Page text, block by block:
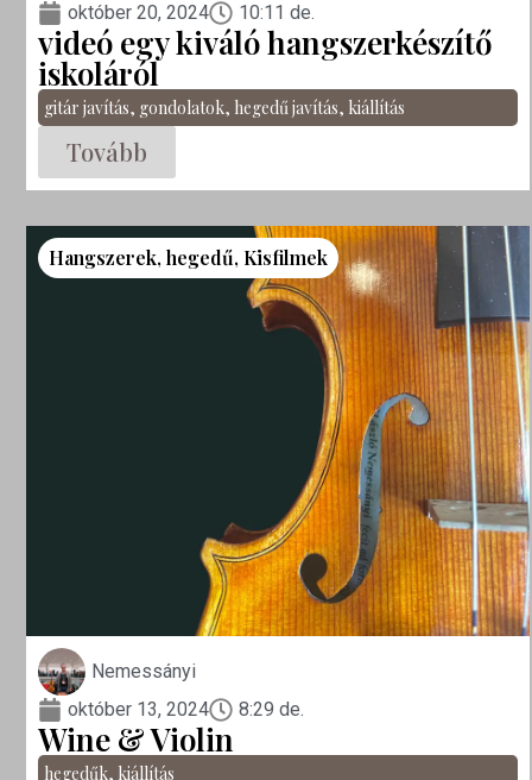
október 20, 2024
10:11 de.
videó egy kiváló hangszerkészítő
iskoláról
gitár javítás, gondolatok, hegedű javítás, kiállítás
Tovább
Hangszerek,hegedű, Kisfilmek
Nemessányi
október 13, 2024
8:29 de.
Wine & Violin
hegedűk, kiállítás